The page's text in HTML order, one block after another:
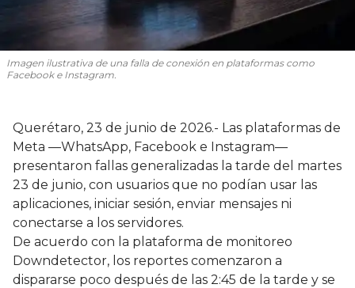
Imagen ilustrativa de una falla de conexión en plataformas como
Facebook e Instagram.
Querétaro, 23 de junio de 2026.- Las plataformas de
Meta —WhatsApp, Facebook e Instagram—
presentaron fallas generalizadas la tarde del martes
23 de junio, con usuarios que no podían usar las
aplicaciones, iniciar sesión, enviar mensajes ni
conectarse a los servidores.
De acuerdo con la plataforma de monitoreo
Downdetector, los reportes comenzaron a
dispararse poco después de las 2:45 de la tarde y se